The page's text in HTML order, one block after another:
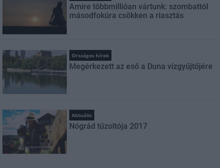
Amire többmillióan vártunk: szombattól
másodfokúra csökken a riasztás
Országos hírek
Megérkezett az eső a Duna vízgyűjtőjére
Aktuális
Nógrád tűzoltója 2017